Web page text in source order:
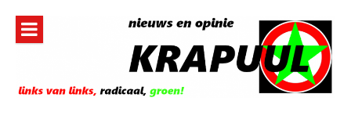
inhoud